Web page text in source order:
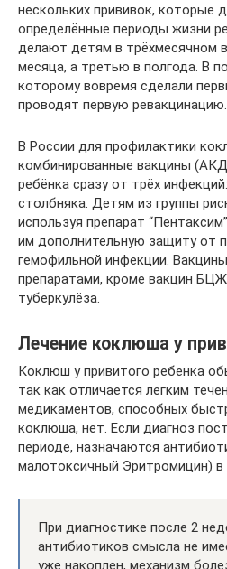
нескольких прививок, которые
определённые периоды жизни
делают детям в трёхмесячном
месяца, а третью в полгода. В
которому вовремя сделали
проводят первую ревакцинацию.
В России для профилактики
комбинированные вакцины
ребёнка сразу от трёх
столбняка. Детям из группы
используя препарат
им дополнительную защиту от
гемофильной инфекции.
препаратами, кроме вакцин
туберкулёза.
Лечение коклюша у
Коклюш у привитого ребенка
так как отличается легким
медикаментов, способных
коклюша, нет. Если диагноз
периоде, назначаются
малотоксичный Эритромицин) в
При диагностике после 2
антибиотиков смысла не
уже накоплен, механизм